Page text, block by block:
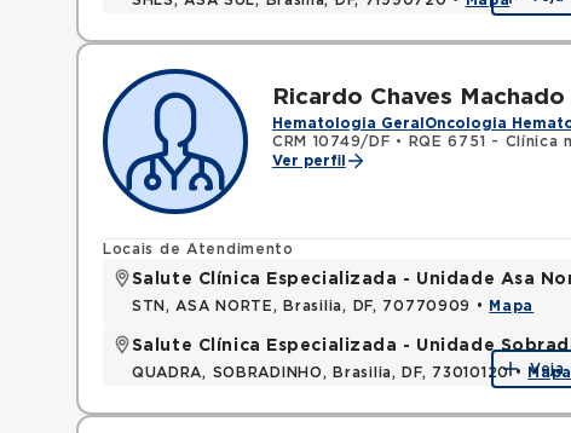
Ricardo Chaves Machado
Hematologia Geral Oncologia
CRM 10749/DF • RQE 6751 - Clínica
Ver perfil
Locais de Atendimento
Salute Clínica Especializada - Unidade Asa
STN, ASA NORTE, Brasilia, DF, 70770909 • Mapa
Salute Clínica Especializada - Unidade
QUADRA, SOBRADINHO, Brasilia, DF, 73010120 • Veja